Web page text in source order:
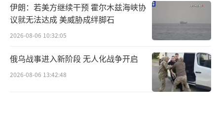
伊朗：若美方继续干预 霍尔木兹海峡协
议就无法达成 美威胁成绊脚石
2026-08-06 10:32:05
俄乌战事进入新阶段 无人化战争开启
2026-08-06 13:42:48